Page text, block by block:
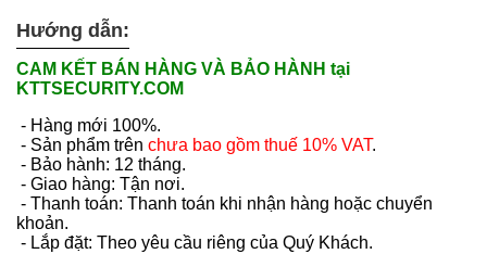
Hướng dẫn:
CAM KẾT BÁN HÀNG VÀ BẢO HÀNH tại
KTTSECURITY.COM
- Hàng mới 100%.
- Sản phẩm trên chưa bao gồm thuế 10% VAT.
- Bảo hành: 12 tháng.
- Giao hàng: Tận nơi.
- Thanh toán: Thanh toán khi nhận hàng hoặc chuyển
khoản.
- Lắp đặt: Theo yêu cầu riêng của Quý Khách.